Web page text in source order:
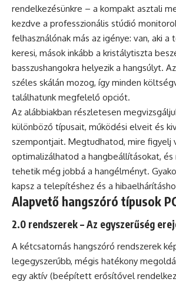
rendelkezésünkre – a kompakt asztali
kezdve a professzionális stúdió
felhasználónak más az igénye: van, aki a
keresi, mások inkább a kristálytiszta
basszushangokra helyezik a hangsúlyt.
széles skálán mozog, így minden
találhatunk megfelelő opciót.
Az alábbiakban részletesen
különböző típusait, működési elveit és
szempontjait. Megtudhatod, mire figyelj
optimalizálhatod a hangbeállításokat, és
tehetik még jobbá a hangélményt.
kapsz a telepítéshez és a
Alapvető hangszóró típusok
2.0 rendszerek – Az egyszerűség
A kétcsatornás hangszóró rendszerek
legegyszerűbb, mégis hatékony
egy aktív (beépített erősítővel